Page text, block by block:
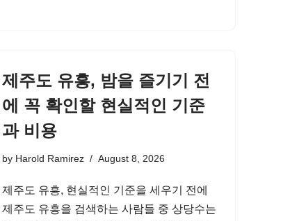
제주도 유흥, 밤을 즐기기 전
에 꼭 확인할 현실적인 기준
과 비용
by Harold Ramirez August 8, 2026
제주도 유흥, 현실적인 기준을 세우기 전에
제주도 유흥을 검색하는 사람들 중 상당수는